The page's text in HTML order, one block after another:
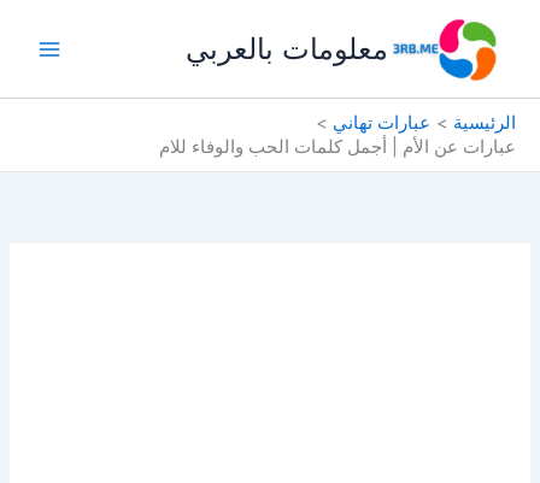
المحتوى
معلومات بالعربي
الرئيسية
عبارات تهاني
عبارات عن الأم | أجمل كلمات الحب والوفاء للام